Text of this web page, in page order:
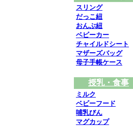
スリング
だっこ紐
おんぶ紐
ベビーカー
チャイルドシート
マザーズバッグ
母子手帳ケース
授乳・食事
ミルク
ベビーフード
哺乳びん
マグカップ